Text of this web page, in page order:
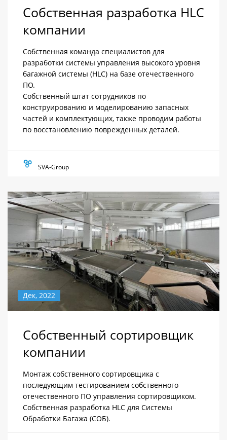
Собственная разработка HLC
компании
Собственная команда специалистов для
разработки системы управления высокого уровня
багажной системы (HLC) на базе отечественного
ПО.
Собственный штат сотрудников по
конструированию и моделированию запасных
частей и комплектующих, также проводим работы
по восстановлению поврежденных деталей.
SVA-Group
Дек, 2022
Собственный сортировщик
компании
Монтаж собственного сортировщика с
последующим тестированием собственного
отечественного ПО управления сортировщиком.
Собственная разработка HLC для Системы
Обработки Багажа (СОБ).